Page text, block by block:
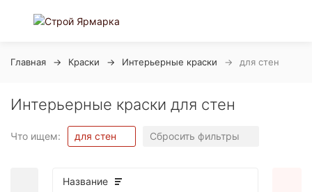
Главная Краски Интерьерные краски для стен
Интерьерные краски для стен
Что ищем: для стен Сбросить фильтры
Название